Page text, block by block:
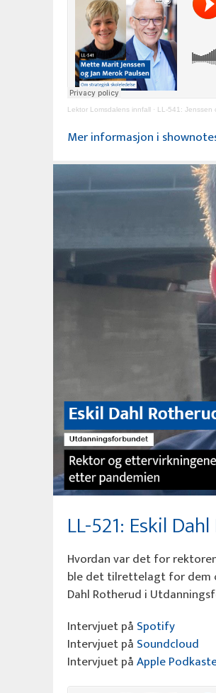
Lektor Lomsdalens innfall· LL-541: Jenssen
Mer informasjon i
LL-521: Eskil
Hvordan var det for
ble det tilrettelagt for dem
Dahl Rotherud i
Intervjuet på Spotify
Intervjuet på Soundcloud
Intervjuet påApple